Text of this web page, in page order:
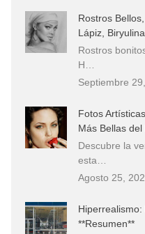
Rostros
Lápiz,
Rostros
H…
Septiembre
Fotos
Más Bellas
Descubre la
esta…
Agosto 25,
**Resumen**